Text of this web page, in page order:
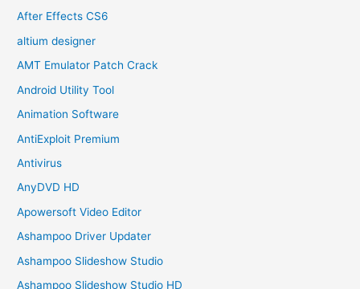
After Effects CS6
altium designer
AMT Emulator Patch Crack
Android Utility Tool
Animation Software
AntiExploit Premium
Antivirus
AnyDVD HD
Apowersoft Video Editor
Ashampoo Driver Updater
Ashampoo Slideshow Studio
Ashampoo Slideshow Studio HD